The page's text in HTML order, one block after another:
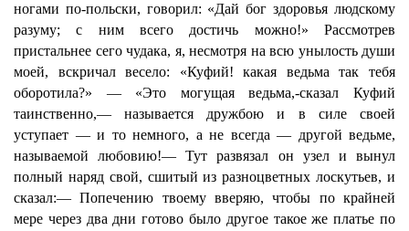
ногами по-польски, говорил: «Дай бог здоровья людскому
разуму; с ним всего достичь можно!» Рассмотрев
пристальнее сего чудака, я, несмотря на всю унылость души
моей, вскричал весело: «Куфий! какая ведьма так тебя
оборотила?» — «Это могущая ведьма,-сказал Куфий
таинственно,— называется дружбою и в силе своей
уступает — и то немного, а не всегда — другой ведьме,
называемой любовию!— Тут развязал он узел и вынул
полный наряд свой, сшитый из разноцветных лоскутьев, и
сказал:— Попечению твоему вверяю, чтобы по крайней
мере через два дни готово было другое такое же платье по